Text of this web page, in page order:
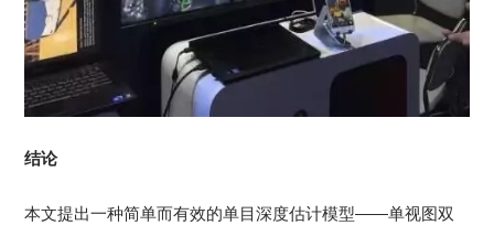
结论
本文提出一种简单而有效的单目深度估计模型——单视图双